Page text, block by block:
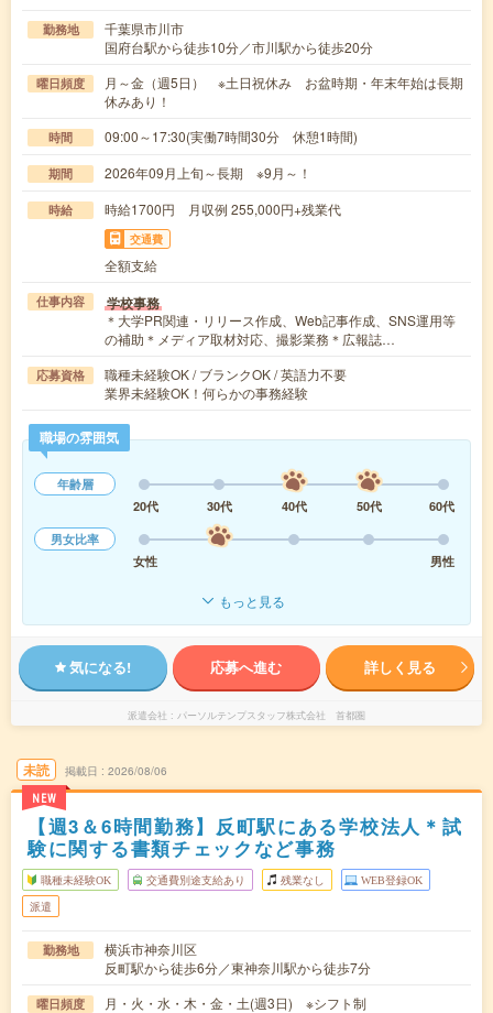
勤務地
千葉県市川市
国府台駅から徒歩10分／市川駅から徒歩20分
曜日頻度
月～金（週5日） ※土日祝休み お盆時期・年末年始は長期
休みあり！
時間 09:00～17:30(実働7時間30分 休憩1時間)
期間 2026年09月上旬～長期 ※9月～！
時給 時給1700円 月収例 255,000円+残業代
交通費
全額支給
仕事内容 学校事務
＊大学PR関連・リリース作成、Web記事作成、SNS運用等
の補助＊メディア取材対応、撮影業務＊広報誌…
応募資格
職種未経験OK / ブランクOK / 英語力不要
業界未経験OK！何らかの事務経験
職場の雰囲気
年齢層
20代
30代 40代 50代
60代
男女比率
女性
男性
もっと見る
気になる! 応募へ進む 詳しく見る
派遣会社 パーソルテンプスタッフ株式会社 首都圏
未読
NEW
掲載日 2026/08/06
【週3＆6時間勤務】反町駅にある学校法人＊試
験に関する書類チェックなど事務
職種未経験OK 交通費別途支給あり 残業なし WEB登録OK
派遣
勤務地
横浜市神奈川区
反町駅から徒歩6分／東神奈川駅から徒歩7分
曜日頻度 月・火・水・木・金・土(週3日) ※シフト制